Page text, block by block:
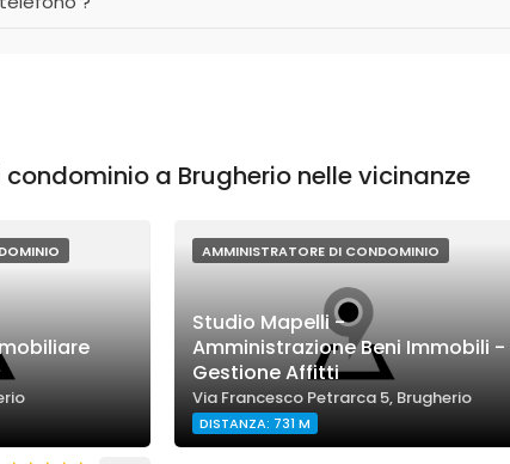
a Brugherio nelle vicinanze
AMMINISTRATORE DI CONDOMINIO
Studio Mapelli -
Amministrazione Beni Immobili -
Gestione Affitti
Via Francesco Petrarca 5, Brugherio
DISTANZA: 731 M